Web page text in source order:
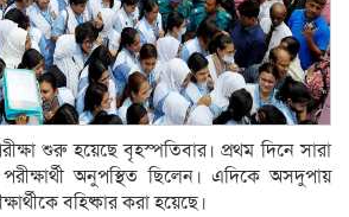
শুরু হয়েছে বৃহস্পতিবার। প্রথম দিনে সারা
অনুপস্থিত ছিলেন। এদিকে অসদুপায়
বহিষ্কার করা হয়েছে।